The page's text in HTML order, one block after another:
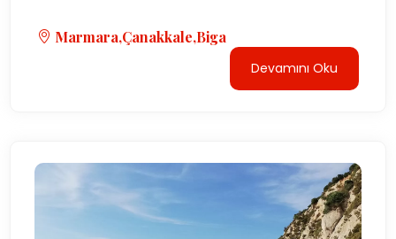
Marmara,Çanakkale,Biga
Devamını Oku